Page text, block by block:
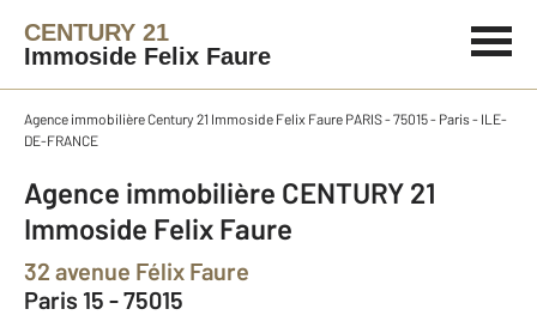
CENTURY 21
Immoside Felix Faure
Agence immobilière Century 21 Immoside Felix Faure PARIS - 75015 - Paris - ILE-
DE-FRANCE
Agence immobilière CENTURY 21
Immoside Felix Faure
32 avenue Félix Faure
Paris 15 - 75015